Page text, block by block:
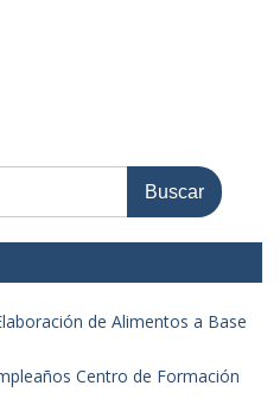
de Alimentos a Base
Centro de Formación